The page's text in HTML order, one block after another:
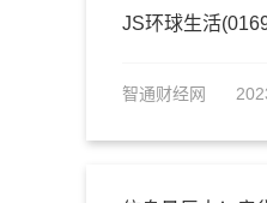
JS环球生活
智通财经网